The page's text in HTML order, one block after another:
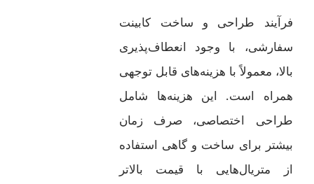
فرآیند طراحی و ساخت کابینت
سفارشی، با وجود انعطاف‌پذیری
بالا، معمولاً با هزینه‌های قابل توجهی
همراه است. این هزینه‌ها شامل
طراحی اختصاصی، صرف زمان
بیشتر برای ساخت و گاهی استفاده
از متریال‌هایی با قیمت بالاتر